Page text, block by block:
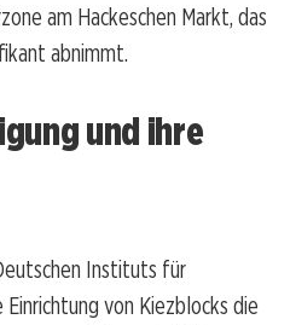
am Hackeschen Markt, das
abnimmt.
und ihre
Instituts für
von Kiezblocks die